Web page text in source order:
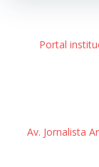
Portal
Av. Jornalista